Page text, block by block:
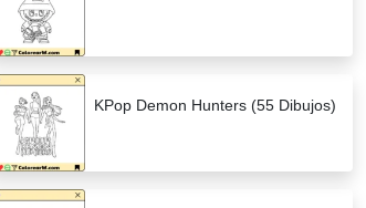
KPop Demon Hunters (55 Dibujos)